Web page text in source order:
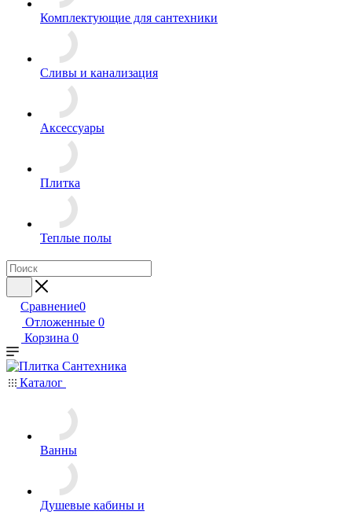
Комплектующие для сантехники
Сливы и канализация
Аксессуары
Плитка
Теплые полы
Сравнение0
Отложенные 0
Корзина 0
Каталог
Ванны
Душевые кабины и